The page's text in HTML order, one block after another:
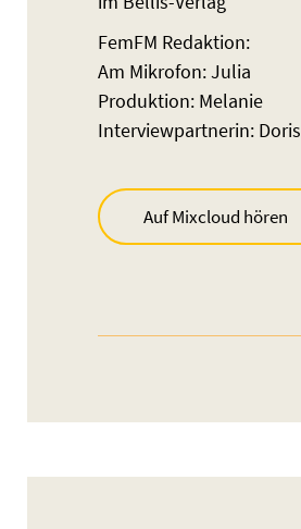
FemFM Redaktion:
Am Mikrofon: Julia
Produktion: Melanie
Interviewpartnerin: Doris
Auf Mixcloud hören